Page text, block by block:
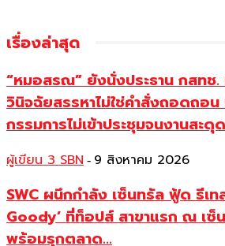
เรื่องล่าสุด
“หมอสรณ” ยังนั่งประธาน กสทช
วินิจฉัยสรรหาไม่ใช่คำสั่งถอดถอน
กรรมการไม่เข้าประชุมจนงานสะ
ผู้เขียน 3 SBN - 9 สิงหาคม 2026
SWC ผนึกกำลัง เซ็นทรัล ฟู้ด รีเท
Goody’ ที่ท็อปส์ สาขาแรก ณ เ
พร้อมรุกตลาด...